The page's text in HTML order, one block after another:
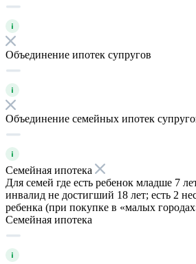
Объединение ипотек супругов
Объединение семейных ипотек
Семейная ипотека
Для семей где есть ребенок младше 7
инвалид не достигший 18 лет; есть 2
ребенка (при покупке в «малых
Семейная ипотека